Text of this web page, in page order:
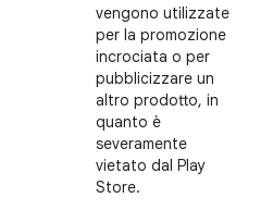
vengono utilizzate
per la promozione
incrociata o per
pubblicizzare un
altro prodotto, in
quanto è
severamente
vietato dal Play
Store.